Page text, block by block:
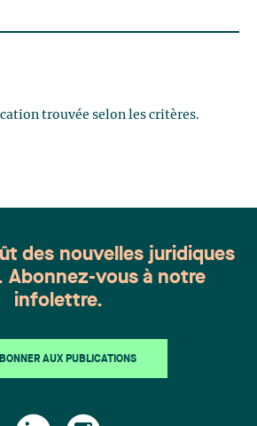
trouvée selon les critères.
des nouvelles juridiques
Abonnez-vous à notre
infolettre.
AUX PUBLICATIONS